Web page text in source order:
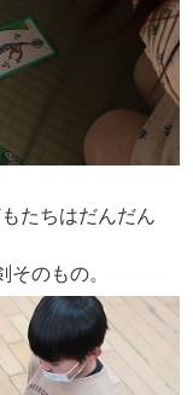
たちはだんだん
のもの。